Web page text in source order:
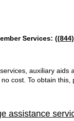
Services: ((
auxiliary
cost. To obtain this,
assistance